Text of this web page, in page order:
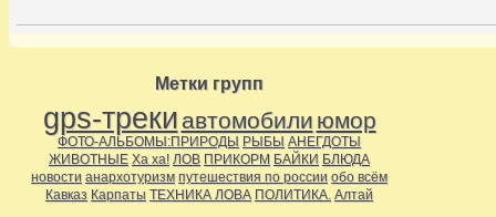
Метки групп
gps-треки автомобили юмор
ФОТО-АЛЬБОМЫ:ПРИРОДЫ РЫБЫ АНЕГДОТЫ
ЖИВОТНЫЕ Ха ха! ЛОВ ПРИКОРМ БАЙКИ БЛЮДА
новости анархотуризм путешествия по россии обо всём
Кавказ Карпаты ТЕХНИКА ЛОВА ПОЛИТИКА. Алтай